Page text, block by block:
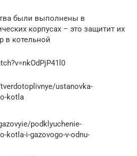
были выполнены в
корпусах – это защитит их
в котельной
ustanovka-
kotla
podklyuchenie-
kotla-i-gazovogo-v-odnu-